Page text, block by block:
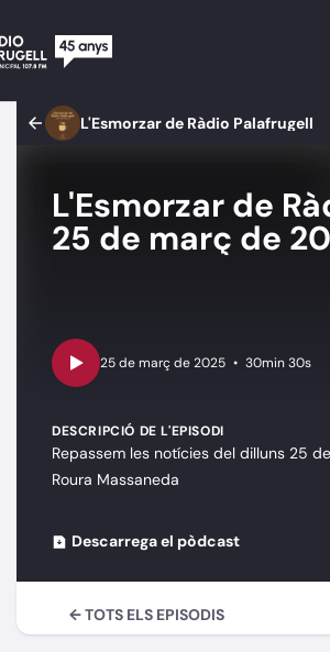
L'Esmorzar de Ràdio Palafrugell
L'Esmorzar de
25 de març de
• 30min 30s
DESCRIPCIÓ DE L'EPISODI
Repassem les notícies del dilluns 25
Roura Massaneda
Descarrega el pòdcast
← TOTS ELS EPISODIS